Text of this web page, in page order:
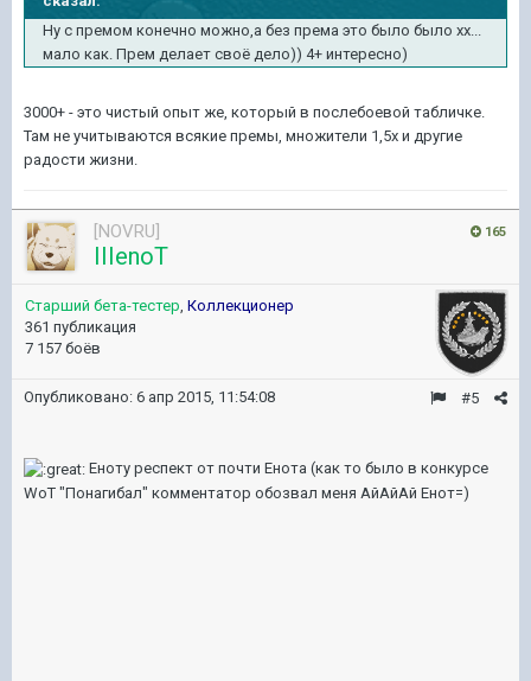
Ну с премом конечно можно,а без према это было было хх...
мало как. Прем делает своё дело)) 4+ интересно)
3000+ - это чистый опыт же, который в послебоевой табличке.
Там не учитываются всякие премы, множители 1,5х и другие
радости жизни.
165
[NOVRU]
IIIenoT
Старший бета-тестер, Коллекционер
361 публикация
7 157 боёв
#5
Опубликовано: 6 апр 2015, 11:54:08
Еноту респект от почти Енота (как то было в конкурсе
WoT "Понагибал" комментатор обозвал меня АйАйАй Енот=)